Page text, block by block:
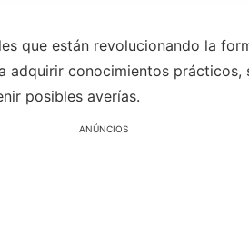
que están revolucionando la
adquirir conocimientos
posibles averías.
ANÚNCIOS